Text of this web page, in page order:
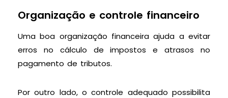
Organização e controle financeiro
Uma boa organização financeira ajuda a evitar
erros no cálculo de impostos e atrasos no
pagamento de tributos.
Por outro lado, o controle adequado possibilita